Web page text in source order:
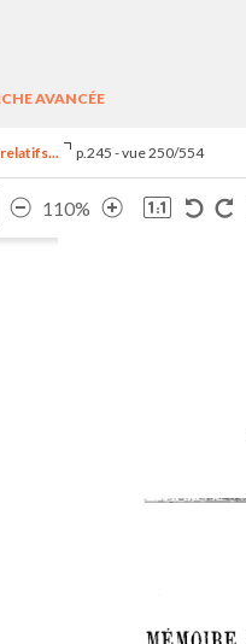
AVANCÉE
p.245 - vue 250/554
110%